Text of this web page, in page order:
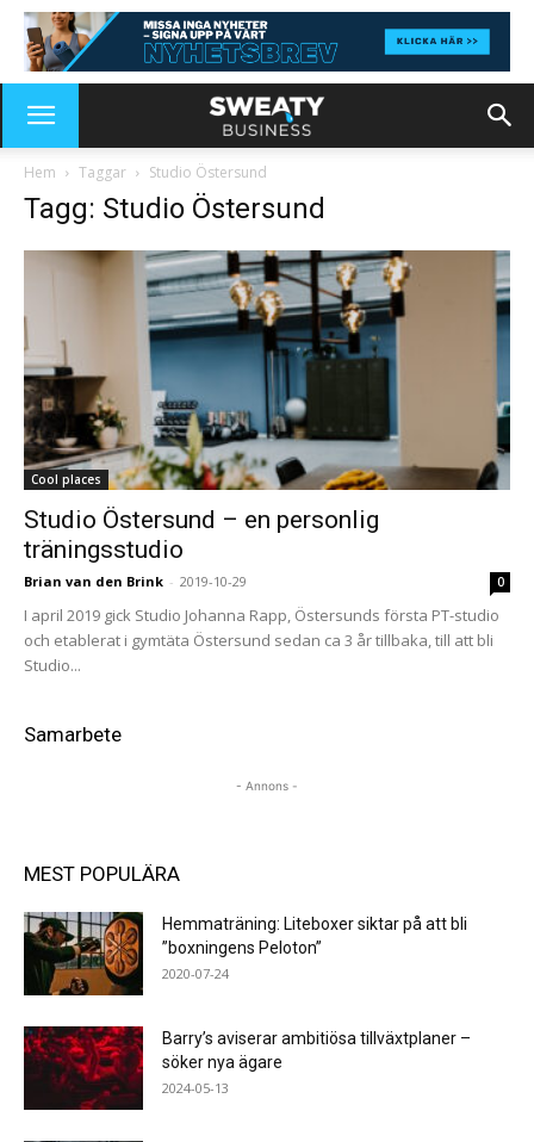
Hem Taggar Studio Östersund
Tagg: Studio Östersund
Cool places
Studio Östersund – en personlig
träningsstudio
Brian van den Brink - 2019-10-29 0
I april 2019 gick Studio Johanna Rapp, Östersunds första PT-studio
och etablerat i gymtäta Östersund sedan ca 3 år tillbaka, till att bli
Studio...
Samarbete
- Annons -
MEST POPULÄRA
Hemmaträning: Liteboxer siktar på att bli
”boxningens Peloton”
2020-07-24
Barry’s aviserar ambitiösa tillväxtplaner –
söker nya ägare
2024-05-13